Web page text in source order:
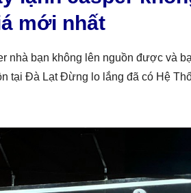
mới nhất
nhà bạn không lên nguồn được và
tại Đà Lạt Đừng lo lắng đã có Hệ